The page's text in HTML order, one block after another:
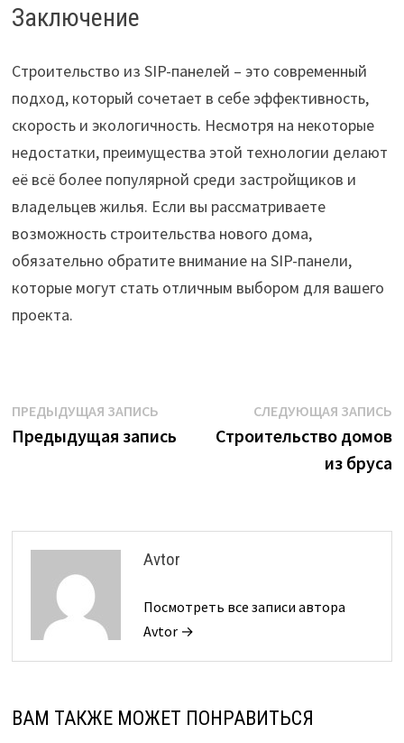
Заключение
Строительство из SIP-панелей – это современный
подход, который сочетает в себе эффективность,
скорость и экологичность. Несмотря на некоторые
недостатки, преимущества этой технологии делают
её всё более популярной среди застройщиков и
владельцев жилья. Если вы рассматриваете
возможность строительства нового дома,
обязательно обратите внимание на SIP-панели,
которые могут стать отличным выбором для вашего
проекта.
Навигация
по
ПРЕДЫДУЩАЯ ЗАПИСЬПредыдущая
запись:
Предыдущая запись
СЛЕДУЮЩАЯ ЗАПИСЬ
Строительство домов
из бруса
Avtor
Посмотреть все записи автора
Avtor →
ВАМ ТАКЖЕ МОЖЕТ ПОНРАВИТЬСЯ